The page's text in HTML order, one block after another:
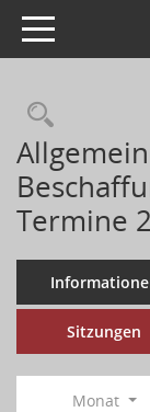
Toggle navigation
Termine
Sitzungen
Monat